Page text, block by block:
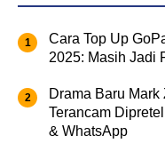
Cara Top Up
2025: Masih Jadi
Drama Baru Mark
Terancam
& WhatsApp